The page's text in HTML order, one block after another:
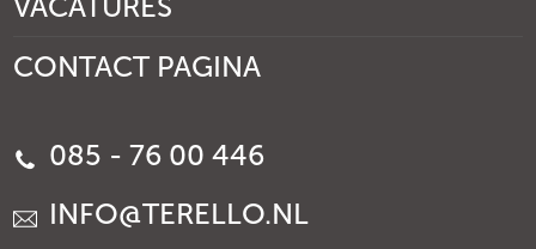
VACATURES
CONTACT PAGINA
085 - 76 00 446
INFO@TERELLO.NL